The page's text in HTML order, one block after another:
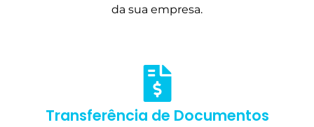
da sua empresa.
Transferência de Documentos